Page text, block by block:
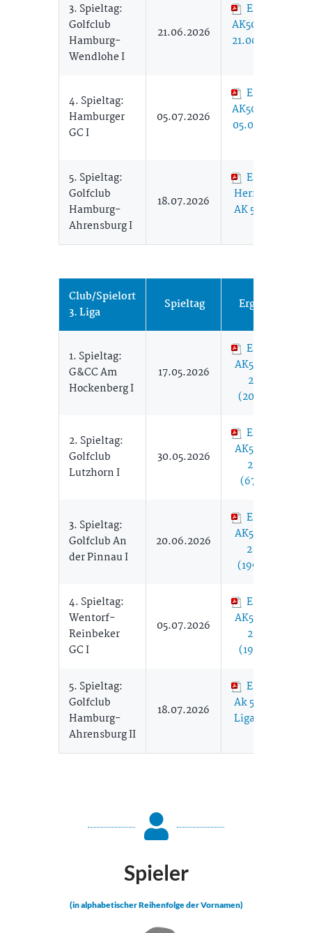
3. Spieltag:
Golfclub
Hamburg-
Wendlohe I
21.06.2026
Ergebnisse
AK50 Herren 1
21.06. (290,41
4. Spieltag:
Hamburger
GC I
05.07.2026
Ergebnisse
AK50 Herren 1
05.07. (192,78
5. Spieltag:
Golfclub
Hamburg-
Ahrensburg I
18.07.2026
Ergebnisse
Herren Liga 1
AK 50 (445,55
Club/Spielort
3. Liga
Spieltag Ergebnisse
1. Spieltag:
G&CC Am
Hockenberg I
17.05.2026
Ergebnisse
AK50 Herren
2 17.05.
(204,51 KB)
2. Spieltag:
Golfclub
Lutzhorn I
30.05.2026
Ergebnisse
AK50 Herren
2 30.05.
(67,34 KB)
3. Spieltag:
Golfclub An
der Pinnau I
20.06.2026
Ergebnisse
AK50 Herren
2 20.06.
(199,76 KB)
4. Spieltag:
Wentorf-
Reinbeker
GC I
05.07.2026
Ergebnisse
AK50 Herren
2 05.07.
(193,82 KB)
5. Spieltag:
Golfclub
Hamburg-
Ahrensburg II
18.07.2026
Ergebnisse
Ak 50 Herren
Liga 3 (450,13
Spieler
(in alphabetischer Reihenfolge der Vornamen)